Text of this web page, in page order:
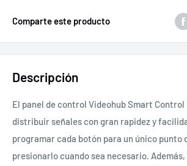
Comparte este producto
Descripción
El panel de control Videohub Smart
distribuir señales con gran rapidez y
programar cada botón para un único punto
presionarlo cuando sea necesario.